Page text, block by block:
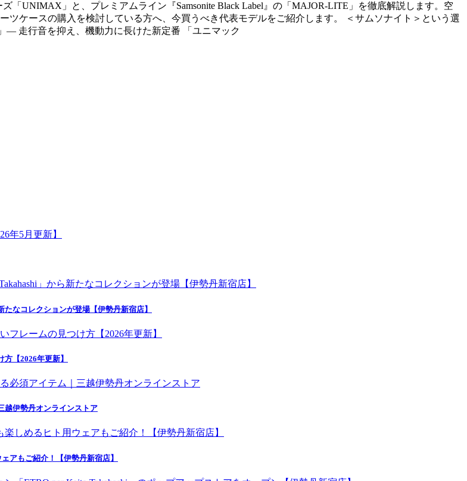
「UNIMAX」と、プレミアムライン『Samsonite Black Label』の「MAJOR-LITE」を徹底解説します。空
ケースの購入を検討している方へ、今買うべき代表モデルをご紹介します。 ＜サムソナイト＞という選
走行音を抑え、機動力に長けた新定番 「ユニマック
なコレクションが登場【伊勢丹新宿店】
【2026年更新】
越伊勢丹オンラインストア
アもご紹介！【伊勢丹新宿店】